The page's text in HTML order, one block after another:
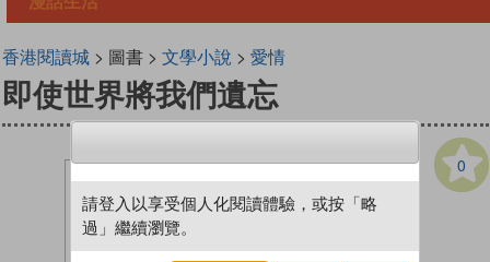
香港閱讀城> 圖書 > 文學小說 > 愛情
即使世界將我們遺忘
0
請登入以享受個人化閱讀體驗，或按「略
過」繼續瀏覽。